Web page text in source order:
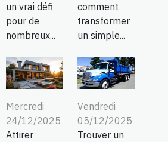
un vrai défi
pour de
nombreux...
comment
transformer
un simple...
Mercredi
24/12/2025
Attirer
Vendredi
05/12/2025
Trouver un